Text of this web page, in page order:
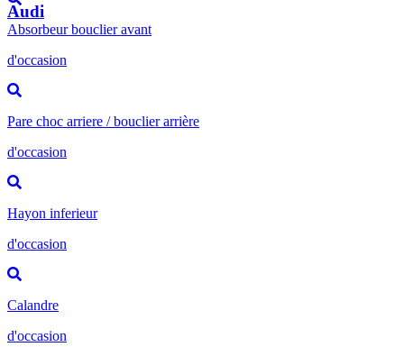
Audi
Absorbeur bouclier avant
d'occasion
Pare choc arriere / bouclier arrière
d'occasion
Hayon inferieur
d'occasion
Calandre
d'occasion